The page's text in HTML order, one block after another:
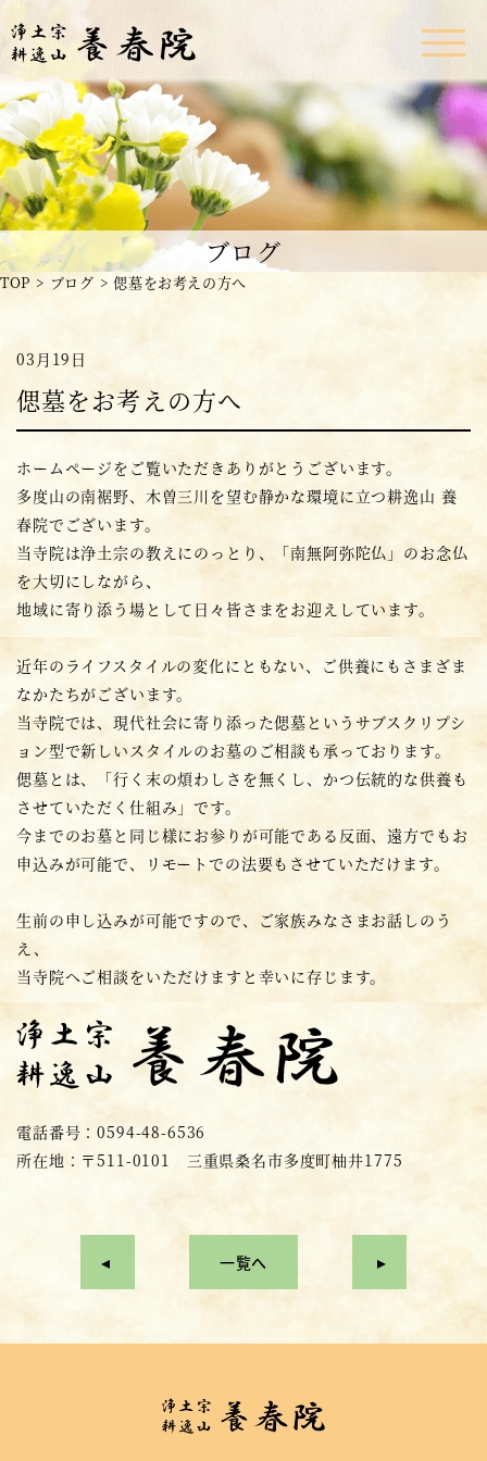
ブログ
TOP ブログ 偲墓をお考えの方へ
03月19日
偲墓をお考えの方へ
ホームページをご覧いただきありがとうございます。
多度山の南裾野、木曽三川を望む静かな環境に立つ耕逸山 養
春院でございます。
当寺院は浄土宗の教えにのっとり、「南無阿弥陀仏」のお念仏
を大切にしながら、
地域に寄り添う場として日々皆さまをお迎えしています。
近年のライフスタイルの変化にともない、ご供養にもさまざま
なかたちがございます。
当寺院では、現代社会に寄り添った偲墓というサブスクリプシ
ョン型で新しいスタイルのお墓のご相談も承っております。
偲墓とは、「行く末の煩わしさを無くし、かつ伝統的な供養も
させていただく仕組み」です。
今までのお墓と同じ様にお参りが可能である反面、遠方でもお
申込みが可能で、リモートでの法要もさせていただけます。
生前の申し込みが可能ですので、ご家族みなさまお話しのう
え、
当寺院へご相談をいただけますと幸いに存じます。
電話番号：0594-48-6536
所在地：〒511-0101 三重県桑名市多度町柚井1775
一覧へ